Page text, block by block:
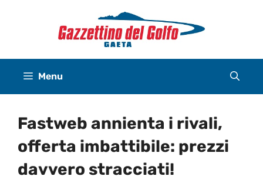
Menu
Fastweb annienta i rivali,
offerta imbattibile: prezzi
davvero stracciati!